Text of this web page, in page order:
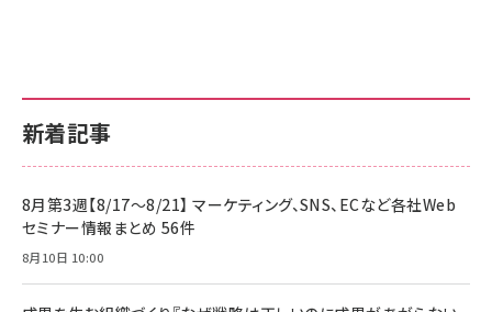
新着記事
8月第3週【8/17～8/21】 マーケティング、SNS、ECなど各社Web
セミナー情報まとめ 56件
8月10日 10:00